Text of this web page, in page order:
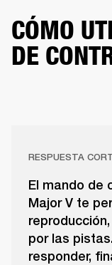
CÓMO
DE
RESPUESTA
El mando de
Major V te
por las
responder,